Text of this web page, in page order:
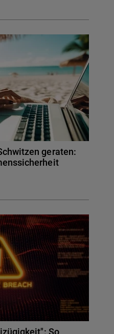
geraten:
So